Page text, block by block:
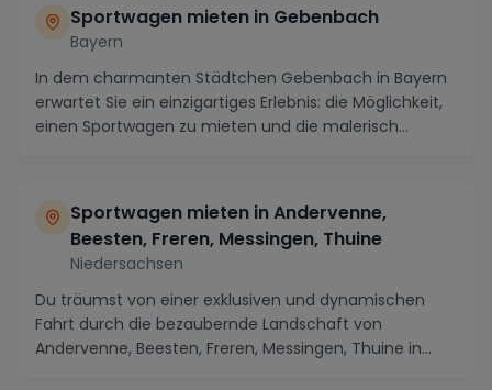
Sportwagen mieten in Gebenbach
Bayern
In dem charmanten Städtchen Gebenbach in Bayern
erwartet Sie ein einzigartiges Erlebnis: die Möglichkeit,
einen Sportwagen zu mieten und die malerisch...
Sportwagen mieten in Andervenne,
Beesten, Freren, Messingen, Thuine
Niedersachsen
Du träumst von einer exklusiven und dynamischen
Fahrt durch die bezaubernde Landschaft von
Andervenne, Beesten, Freren, Messingen, Thuine in